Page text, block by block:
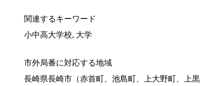
関連するキーワード
小中高大学校, 大学
市外局番に対応する地域
長崎県長崎市（赤首町、池島町、上大野町、上黒